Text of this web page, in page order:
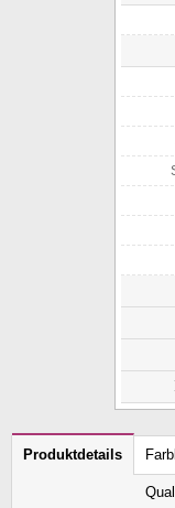
Produktdetails